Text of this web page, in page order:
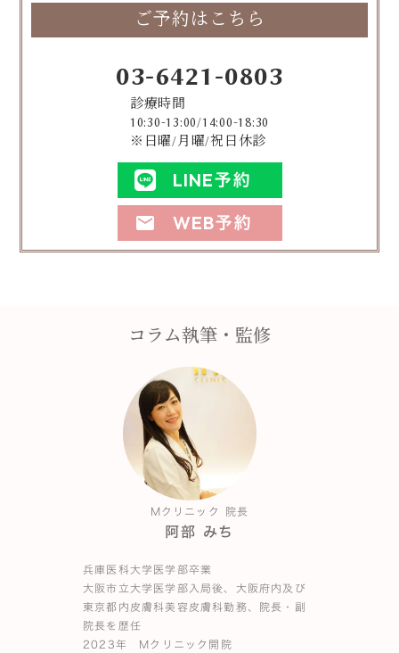
ご予約はこちら
03-6421-0803
診療時間
10:30-13:00/14:00-18:30
※日曜/月曜/祝日休診
LINE予約
mail WEB予約
コラム執筆・監修
Mクリニック 院長
阿部 みち
兵庫医科大学医学部卒業
大阪市立大学医学部入局後、大阪府内及び
東京都内皮膚科美容皮膚科勤務、院長・副
院長を歴任
2023年 Mクリニック開院